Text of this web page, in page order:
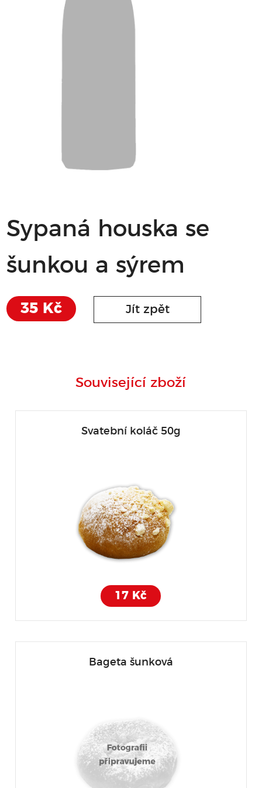
Sypaná houska se
šunkou a sýrem
35 Kč Jít zpět
Související zboží
Svatební koláč 50g
17 Kč
Bageta šunková